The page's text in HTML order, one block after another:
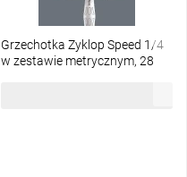
Grzechotka Zyklop Speed 1/4
w zestawie metrycznym, 28